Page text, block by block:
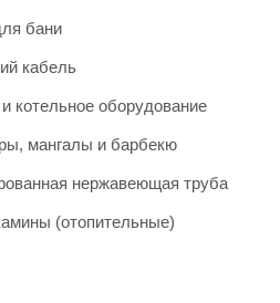
бани
кабель
котельное оборудование
мангалы и барбекю
нержавеющая труба
(отопительные)